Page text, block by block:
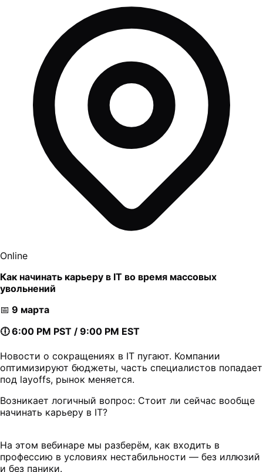
Online
Как начинать карьеру в IT во время массовых
увольнений
📅 9 марта
🕕 6:00 PM PST / 9:00 PM EST
Новости о сокращениях в IT пугают. Компании
оптимизируют бюджеты, часть специалистов попадает
под layoffs, рынок меняется.
Возникает логичный вопрос: Стоит ли сейчас вообще
начинать карьеру в IT?
На этом вебинаре мы разберём, как входить в
профессию в условиях нестабильности — без иллюзий
и без паники.